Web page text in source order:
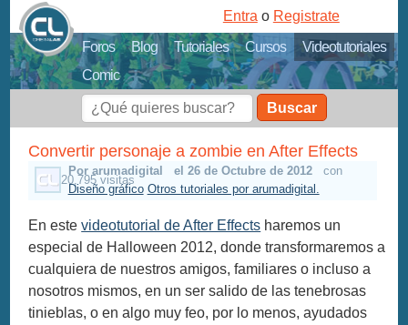
Foros Blog Tutoriales Cursos
Videotutoriales
Comic
Entra o Registrate
Buscar
Convertir personaje a zombie en After Effects
Por arumadigital el 26 de Octubre de 2012 con
20,795 visitas
Diseño gráfico Otros tutoriales por arumadigital.
En estevideotutorial de After Effects haremos un
especial de Halloween 2012, donde transformaremos a
cualquiera de nuestros amigos, familiares o incluso a
nosotros mismos, en un ser salido de las tenebrosas
tinieblas, o en algo muy feo, por lo menos, ayudados